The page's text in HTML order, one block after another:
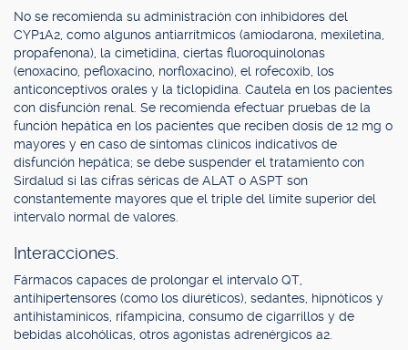
No se recomienda su administración con inhibidores del
CYP1A2, como algunos antiarrítmicos (amiodarona, mexiletina,
propafenona), la cimetidina, ciertas fluoroquinolonas
(enoxacino, pefloxacino, norfloxacino), el rofecoxib, los
anticonceptivos orales y la ticlopidina. Cautela en los pacientes
con disfunción renal. Se recomienda efectuar pruebas de la
función hepática en los pacientes que reciben dosis de 12 mg o
mayores y en caso de síntomas clínicos indicativos de
disfunción hepática; se debe suspender el tratamiento con
Sirdalud si las cifras séricas de ALAT o ASPT son
constantemente mayores que el triple del límite superior del
intervalo normal de valores.
Interacciones.
Fármacos capaces de prolongar el intervalo QT,
antihipertensores (como los diuréticos), sedantes, hipnóticos y
antihistamínicos, rifampicina, consumo de cigarrillos y de
bebidas alcohólicas, otros agonistas adrenérgicos a2.